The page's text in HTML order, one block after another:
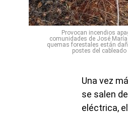
Provocan incendios
comunidades de José
quemas forestales están
postes del cableado
Una vez
se salen
eléctrica,